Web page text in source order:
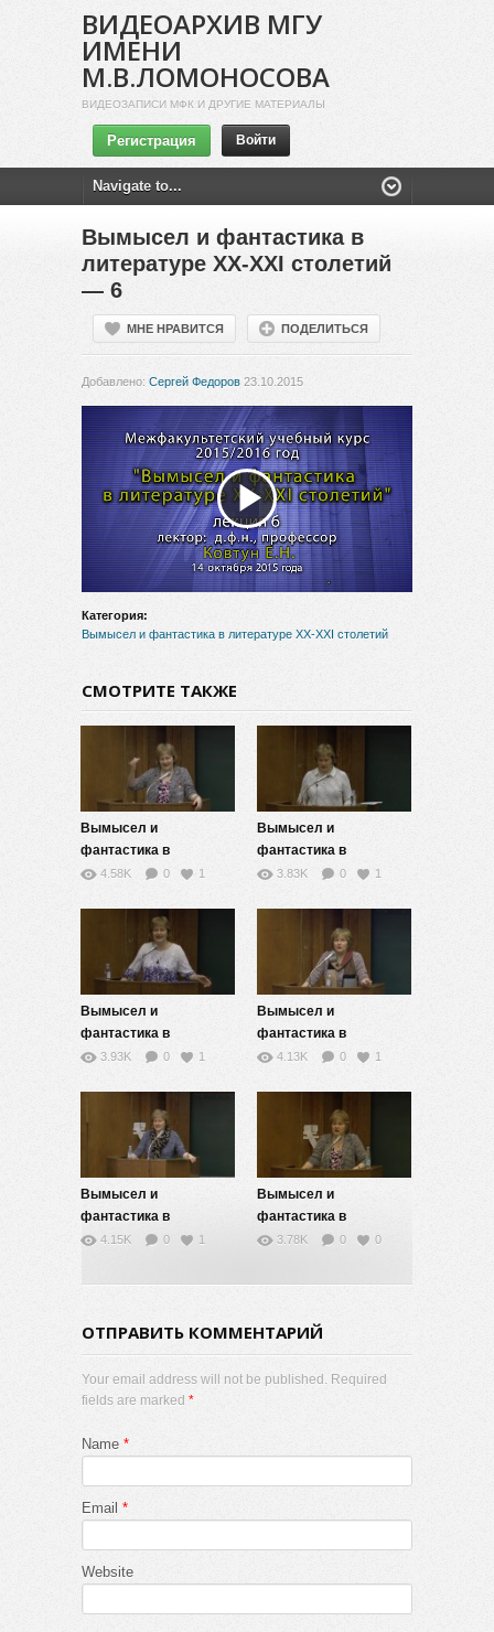
ВИДЕОАРХИВ МГУ
ИМЕНИ
М.В.ЛОМОНОСОВА
ВИДЕОЗАПИСИ МФК И ДРУГИЕ МАТЕРИАЛЫ
Регистрация Войти
Вымысел и фантастика в
литературе XX-XXI столетий
— 6
МНЕ НРАВИТСЯ ПОДЕЛИТЬСЯ
Добавлено: Сергей Федоров 23.10.2015
Воспроизвести
видео
Категория:
Вымысел и фантастика в литературе XX-XXI столетий
СМОТРИТЕ ТАКЖЕ
Вымысел и
фантастика в
литературе XX-XXI
4.58K 0 1
Вымысел и
фантастика в
литературе XX-XXI
3.83K 0 1
Вымысел и
фантастика в
литературе XX-XXI
3.93K 0 1
Вымысел и
фантастика в
литературе XX-XXI
4.13K 0 1
Вымысел и
фантастика в
литературе XX-XXI
4.15K 0 1
Вымысел и
фантастика в
литературе XX-XXI
3.78K 0 0
ОТПРАВИТЬ КОММЕНТАРИЙ
Your email address will not be published. Required
fields are marked *
Name *
Email *
Website